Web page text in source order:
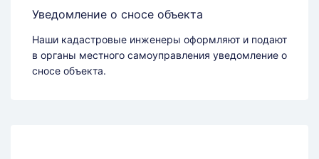
Уведомление о сносе объекта
Наши кадастровые инженеры оформляют и подают
в органы местного самоуправления уведомление о
сносе объекта.